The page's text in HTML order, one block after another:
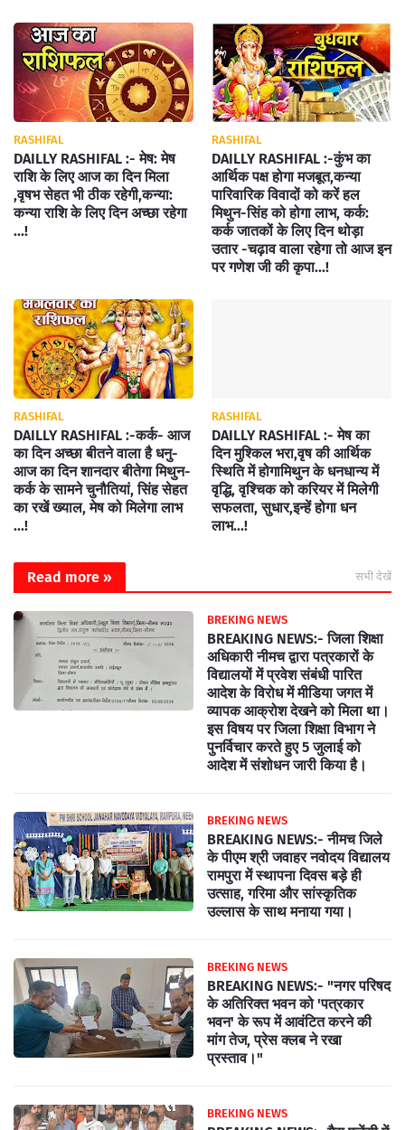
RASHIFAL
DAILLY RASHIFAL :- मेष: मेष
राशि के लिए आज का दिन मिला
,वृषभ सेहत भी ठीक रहेगी,कन्या:
कन्या राशि के लिए दिन अच्छा रहेगा
...!
RASHIFAL
DAILLY RASHIFAL :-कुंभ का
आर्थिक पक्ष होगा मजबूत,कन्या
पारिवारिक विवादों को करें हल
मिथुन-सिंह को होगा लाभ, कर्क:
कर्क जातकों के लिए दिन थोड़ा
उतार -चढ़ाव वाला रहेगा तो आज इन
पर गणेश जी की कृपा...!
RASHIFAL
DAILLY RASHIFAL :-कर्क- आज
का दिन अच्छा बीतने वाला है धनु-
आज का दिन शानदार बीतेगा मिथुन-
कर्क के सामने चुनौतियां, सिंह सेहत
का रखें ख्याल, मेष को मिलेगा लाभ
...!
RASHIFAL
DAILLY RASHIFAL :- मेष का
दिन मुश्किल भरा,वृष की आर्थिक
स्थिति में होगामिथुन के धनधान्य में
वृद्धि, वृश्चिक को करियर में मिलेगी
सफलता, सुधार,इन्हें होगा धन
लाभ...!
Read more » सभी देखें
BREKING NEWS
BREAKING NEWS:- जिला शिक्षा
अधिकारी नीमच द्वारा पत्रकारों के
विद्यालयों में प्रवेश संबंधी पारित
आदेश के विरोध में मीडिया जगत में
व्यापक आक्रोश देखने को मिला था।
इस विषय पर जिला शिक्षा विभाग ने
पुनर्विचार करते हुए 5 जुलाई को
आदेश में संशोधन जारी किया है।
BREKING NEWS
BREAKING NEWS:- नीमच जिले
के पीएम श्री जवाहर नवोदय विद्यालय
रामपुरा में स्थापना दिवस बड़े ही
उत्साह, गरिमा और सांस्कृतिक
उल्लास के साथ मनाया गया।
BREKING NEWS
BREAKING NEWS:- "नगर परिषद
के अतिरिक्त भवन को 'पत्रकार
भवन' के रूप में आवंटित करने की
मांग तेज, प्रेस क्लब ने रखा
प्रस्ताव।"
BREKING NEWS